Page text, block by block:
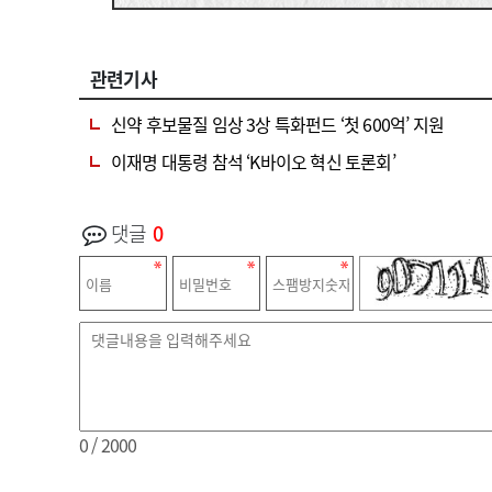
관련기사
신약 후보물질 임상 3상 특화펀드 ‘첫 600억’ 지원
이재명 대통령 참석 ‘K바이오 혁신 토론회’
댓글 0
0/ 2000